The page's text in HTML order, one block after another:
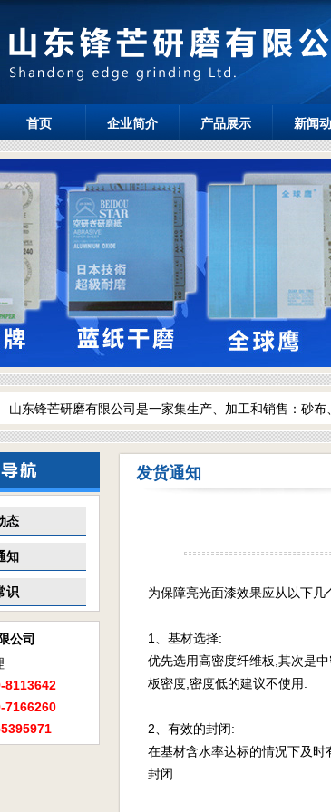
首页 企业简介 产品展示 新闻
山东锋芒研磨有限公司是一家集生产、加工和销售：砂
态
知
识
公司
8113642
7166260
发货通知
为保障亮光面漆效果应从以下几
1、基材选择:
优先选用高密度纤维板,其次是
板密度,密度低的建议不使用.
2、有效的封闭:
在基材含水率达标的情况下及
封闭.